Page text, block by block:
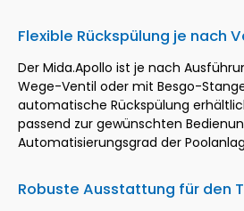
Flexible Rückspülung je nach
Der Mida.Apollo ist je nach
Wege-Ventil oder mit Besgo-
automatische Rückspülung
passend zur gewünschten
Automatisierungsgrad der
Robuste Ausstattung für den